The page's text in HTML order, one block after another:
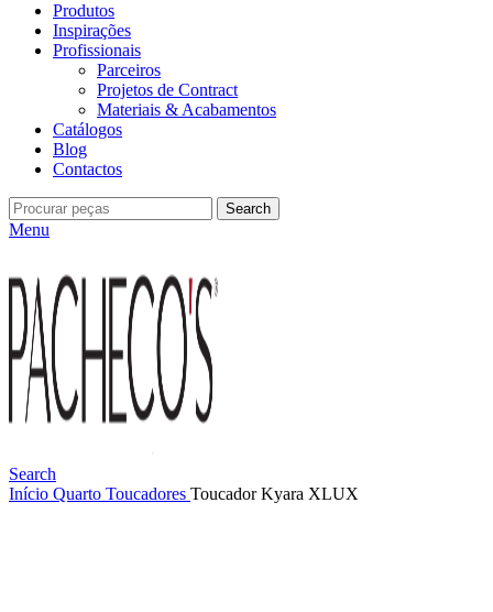
Produtos
Inspirações
Profissionais
Parceiros
Projetos de Contract
Materiais & Acabamentos
Catálogos
Blog
Contactos
Search
Menu
Search
Início Quarto Toucadores Toucador Kyara XLUX